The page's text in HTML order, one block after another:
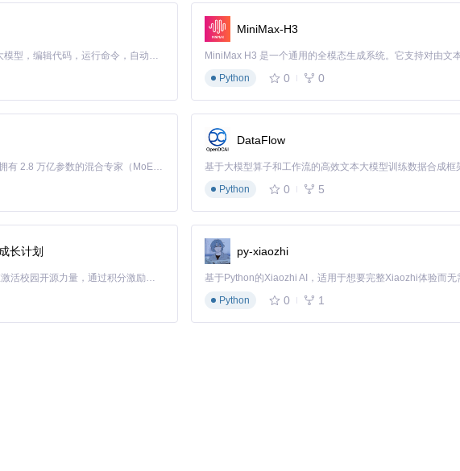
、macOS和Linux系统的开发者，Cider提供了一致的用户体验，避免了在不同设备间切
端可能更符合他们的使用习惯。
间音频，但调节选项相对有限。
和音效选项
实现的进程间通信机制，有效降低了资源消耗。
传统的原生应用架构，虽然在性能优化上有一定优势，但牺牲了跨平台能力和开发效率。
Claude Code 的开源替代方案。连接任意大模型，编辑代码，运行命令，自动验证 — 全自动执行。用 Rust 构建，极致性能。 ｜ An open-source alternative to Claude Code. Connect any LLM, edit code, run commands, and verify changes — autonomously. Built in Rust for speed. Get Started
MiniMax-H3
Python
0 0
Kimi K3 是Kimi能力最强的模型：这是一个拥有 2.8 万亿参数的混合专家（MoE）模型，具备原生视觉理解能力，并支持 100 万 token 的上下文窗口。
DataFlow
基于大模型算子和工作流的高效文本大模型训练数据合成框
Python
0 5
长计划
「源启盛夏」暑期校园开发者成长计划旨在激活校园开源力量，通过积分激励、认证扶持、资源倾斜等形式，引导高校组织和开发者完成「入驻 — 建项目 — 做贡献 — 获认证 — 得资源」的完整闭环。无论你是想带领社团入驻平台的组织者，还是希望用代码贡献证明自己的开发者，都能在这里找到属于你的成长路径。
py-xiaozhi
Python
0 1